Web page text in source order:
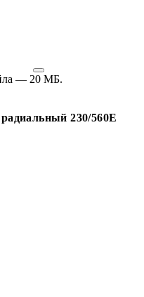
— 20 МБ.
230/560E